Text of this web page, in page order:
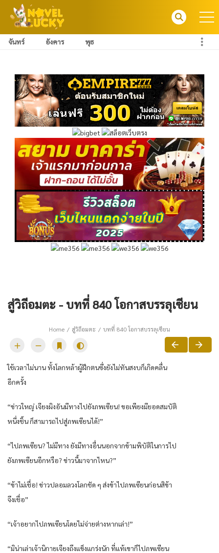
จันทร์ อังคาร พุธ
สู่วิถีอมตะ - บทที่ 840 โอกาสบรรลุเซียน
Home สู่วิถีอมตะ บทที่ 840 โอกาสบรรลุเซียน
ใช้เวลาไม่นาน ทั้งโลกหล้าผู้ฝึกตนซึ่งยังไม่ทันสงบก็เกิดคลื่น
อีกครั้ง
“ข่าวใหญ่ เจียงผิงอันมีทางไปยังภพเซียน! ขอเพียงมียอดสมบัติ
หนึ่งชิ้น ก็สามารถไปสู่ภพเซียนได้!”
“ไปภพเซียน? ไม่มีทาง ยังมีทางอื่นนอกจากข้ามพิบัติในการไป
ยังภพเซียนอีกหรือ? ข่าวนี้มาจากไหน?”
“ข้าไม่เชื่อ! ข่าวปลอมลวงโลกชัด ๆ ส่งข้าไปภพเซียนก่อนสิข้า
จึงเชื่อ”
“เจ้าอยากไปภพเซียนโดยไม่จ่ายต่างหากเล่า!”
“มิน่าเล่าเจ้านิกายเจียงถึงแข็งแกร่งนัก ที่แท้เขาก็ไปภพเซียน